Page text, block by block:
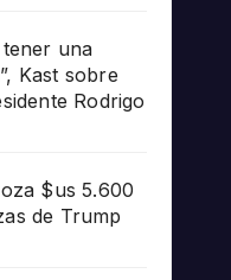
una
Kast sobre
Rodrigo
$us 5.600
de Trump